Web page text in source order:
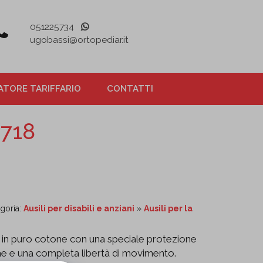
051225734
ugobassi@ortopediar.it
TARIFFARIO CONTATTI
Ausili per disabili e anziani »Ausili per la
puro cotone con una speciale protezione
e una completa libertà di movimento.